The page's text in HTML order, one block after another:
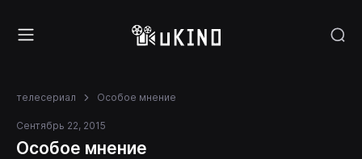
телесериал Особое мнение
Сентябрь 22, 2015
Особое мнение